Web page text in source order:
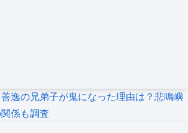
善逸の兄弟子が鬼になった理由は？悲鳴嶼
係も調査